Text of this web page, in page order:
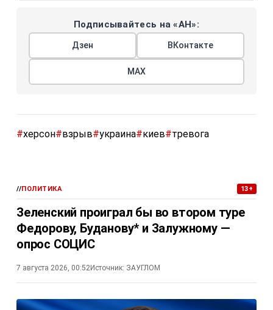
Подписывайтесь на «АН»:
Дзен ВКонтакте
МАХ
#херсон#взрыв#украина#киев#тревога
//ПОЛИТИКА 13+
Зеленский проиграл бы во втором туре
Федорову, Буданову* и Залужному —
опрос СОЦИС
7 августа 2026, 00:52Источник: ЗАУГЛОМ